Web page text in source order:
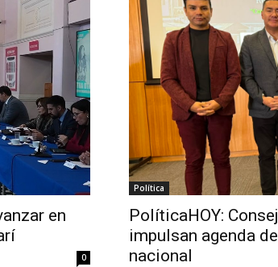
en
0
Política
PolíticaHOY:
impulsan agenda
nacional